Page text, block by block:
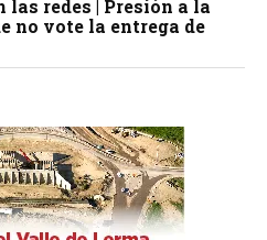
las redes | Presión a la
no vote la entrega de